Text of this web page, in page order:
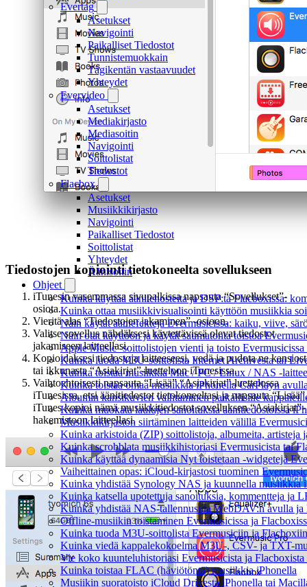
Evertag
Asetukset
Navigointi
Paikalliset Tiedostot
Tunnistemuokkain
Tägikentän vastaavuudet
Yhteydet
Evervideo
Asetukset
Mediakirjasto
Mediasoitin
Navigointi
Soittolistat
Tiedostot
Flacbox
Asetukset
Musiikkikirjasto
Navigointi
Paikalliset Tiedostot
Soittolistat
Yhteydet
Äänisoitin
Ohjeet
Kuinka käyttää äänitehosteita ja DSP:tä Flacboxissa:
Kuinka ottaa musiikkivisualisointi käyttöön musiikkia
Näin käytät ääniefektejä Evermusicissa: kaiku, viive,
Näin otat käyttöön ja käytät saumatonta toistoa
Apple Music -soittolistojen vienti ja toisto
Kuinka luoda M3U-soittolista Internet Archivesta tai
Kuinka toistaa musiikkia Mac / PC / Linux / NAS -
Kuinka toistaa omaa musiikkia iPhonella CarPlayn
Albumin kansikuvien vaihtaminen paikallisille
Kuinka muokata laulujen sanoituksia äänitiedostoissa
Musiikkikirjaston siirtäminen laitteiden välillä
Kuinka arkistoida (ZIP) soittolistoja, albumeita, artisteja
Kuinka scrobblata musiikkihistoriasi Evermusicista tai
Kuinka käyttää dynaamisia Nyt toistetaan -widgetejä
Vaiheittainen opas: iCloud-kirjastosi tuominen
Kuinka yhdistää Synology NAS ja kuunnella musiikkia
Kuinka katsella upotettuja sanoituksia, kommentteja ja
Kuinka yhdistää NAS-tallennustila WebDAV:n avulla
Offline-musiikin toistaminen Evermusicissa ja
Kuinka tuoda M3U-soittolista Evermusiciin ja Flacboxiin
Kuinka viedä kappalekokoelma M3U-, CSV- ja TXT-
Vie koko kuunteluhistoriasi Evermusicista ja
Kuinka toistaa FLAC (häviötöntä) musiikkia iPhonella
Musiikin suoratoisto iCloud Drivesta iPhonella tai
Tiedostojen kopiointi tietokoneelta sovellukseen
iTunesin vasemmassa sivupalkissa napsauta “Sovellukset”-
osiota.
Vieritä alas “Tiedostojen jakaminen” -osioon.
Valitse sovellus nähdäksesi käytettävissä olevat tiedostot
jakamiseen laitteellasi.
Kopioidaksesi tiedostoja laitteeseesi, vedä ja pudota ne
tai ikkunasta “Asiakirjat”-luetteloon iTunesissa.
Vaihtoehtoisesti napsauta “Lisää” “Asiakirjat”-luettelossa
iTunesissa, etsi äänitiedostot tietokoneeltasi ja napsauta “Lisää”.
iTunes kopioi nämä musiikkitiedostot sovelluksen “Asiakirjat”-
hakemistoon laitteellasi.